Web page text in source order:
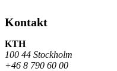
Kontakt
KTH
100 44 Stockholm
+46 8 790 60 00